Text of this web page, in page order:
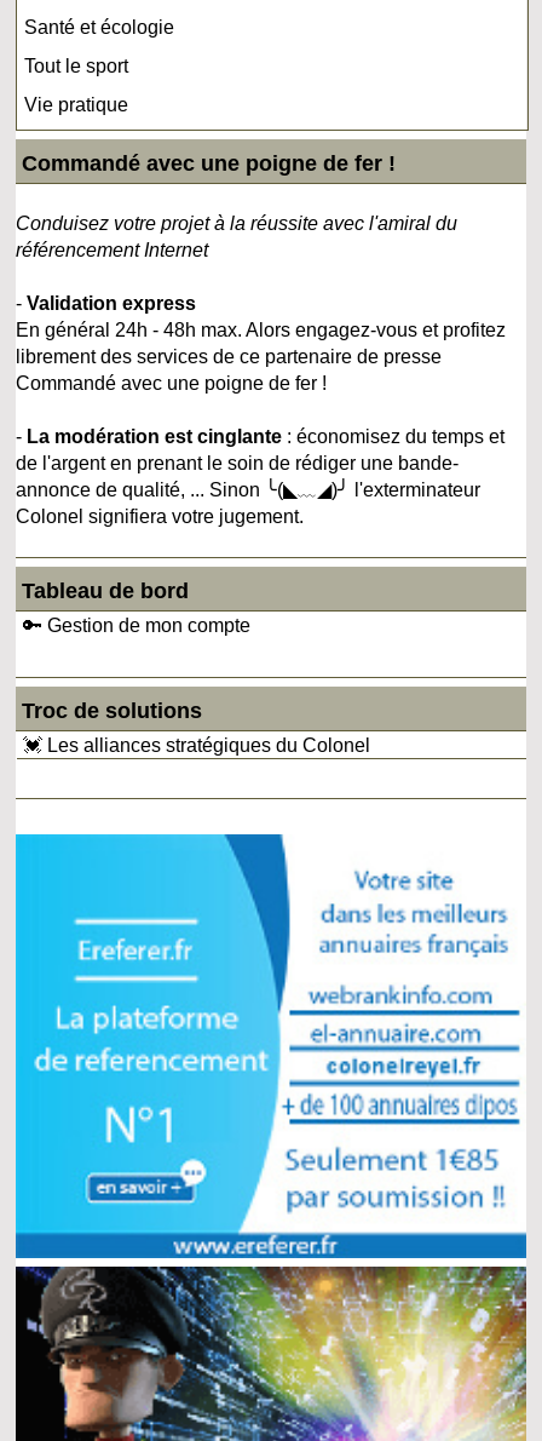
Santé et écologie
Tout le sport
Vie pratique
Commandé avec une poigne de fer !
Conduisez votre projet à la réussite avec l'amiral du
référencement Internet
-Validation express
En général 24h - 48h max. Alors engagez-vous et profitez
librement des services de ce partenaire de presse
Commandé avec une poigne de fer !
- La modération est cinglante : économisez du temps et
de l'argent en prenant le soin de rédiger une bande-
annonce de qualité, ... Sinon ╰(◣﹏◢)╯ l'exterminateur
Colonel signifiera votre jugement.
Tableau de bord
🔑 Gestion de mon compte
Troc de solutions
💓 Les alliances stratégiques du Colonel